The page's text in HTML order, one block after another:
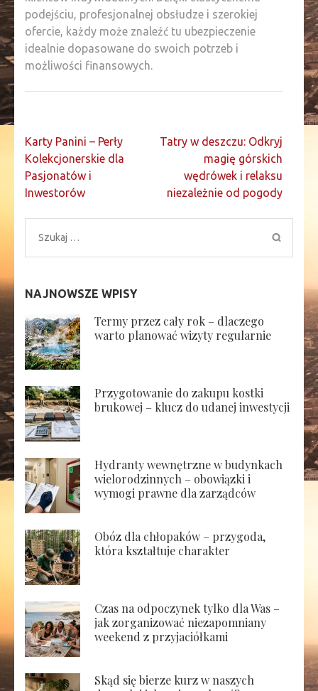
podejściu, profesjonalnej obsłudze i szerokiej
ofercie, każdy może znaleźć tu ubezpieczenie
idealnie dopasowane do swoich potrzeb i
możliwości finansowych.
Nawigacja
wpisu
Karty Panini – Perły
Kolekcjonerskie dla
Pasjonatów i
Inwestorów
Tatry w deszczu: Odkryj
magię górskich
wędrówek i relaksu
niezależnie od pogody
Szukaj:
NAJNOWSZE WPISY
Termy przez cały rok – dlaczego
warto planować wizyty regularnie
Przygotowanie do zakupu kostki
brukowej – klucz do udanej inwestycji
Hydranty wewnętrzne w budynkach
wielorodzinnych – obowiązki i
wymogi prawne dla zarządców
Obóz dla chłopaków – przygoda,
która kształtuje charakter
Czas na odpoczynek tylko dla Was –
jak zorganizować niezapomniany
weekend z przyjaciółkami
Skąd się bierze kurz w naszych